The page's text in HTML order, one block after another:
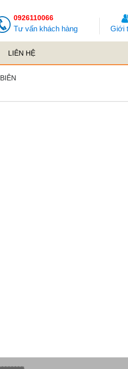
0926110066
Tư vấn khách hàng Giới
LIÊN HỆ